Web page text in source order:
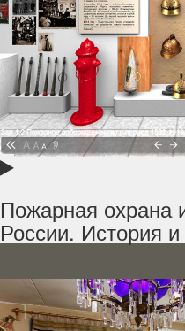
Пожарная охрана
России. История